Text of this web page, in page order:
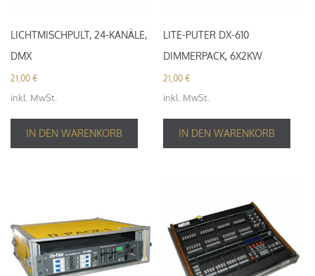
LICHTMISCHPULT, 24-KANÄLE,
DMX
21,00 €
inkl. MwSt.
IN DEN WARENKORB
LITE-PUTER DX-610
DIMMERPACK, 6X2KW
21,00€
inkl. MwSt.
IN DEN WARENKORB